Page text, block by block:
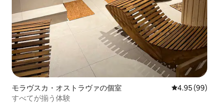
モラヴスカ・オストラヴァの個室 レビュー99
4.95 (99)
すべてが揃う体験